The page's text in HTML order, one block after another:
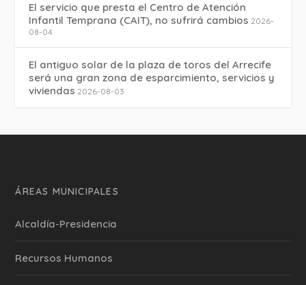
El servicio que presta el Centro de Atención
Infantil Temprana (CAIT), no sufrirá cambios 2026-
08-04
El antiguo solar de la plaza de toros del Arrecife
será una gran zona de esparcimiento, servicios y
viviendas 2026-08-03
ÁREAS MUNICIPALES
Alcaldía-Presidencia
Recursos Humanos